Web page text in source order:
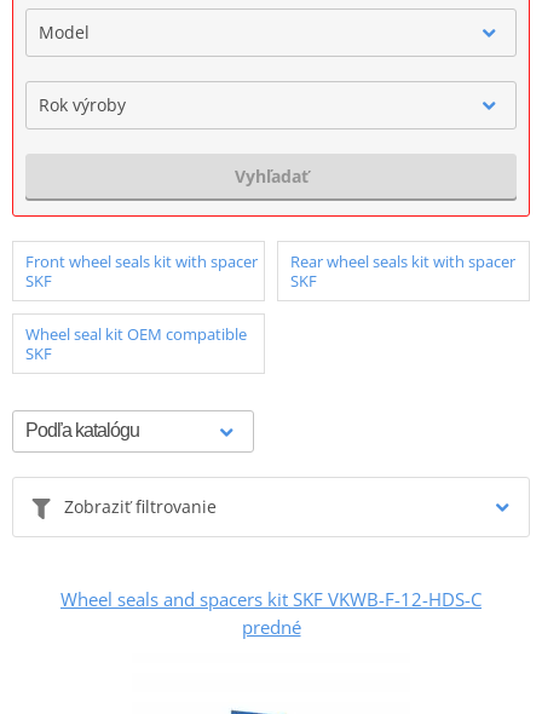
Model
Rok výroby
Vyhľadať
Front wheel seals kit with spacer
SKF
Rear wheel seals kit with spacer
SKF
Wheel seal kit OEM compatible
SKF
Zobraziť filtrovanie
Wheel seals and spacers kit SKF VKWB-F-12-HDS-C
predné